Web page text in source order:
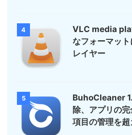
4
VLC media
なフォーマッ
レイヤー
5
BuhoCleaner
除、アプリの
項目の管理を